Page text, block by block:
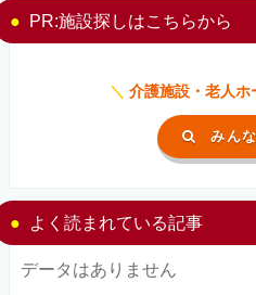
PR:施設探しはこちらから
＼ 介護施設・老人ホ
みん
よく読まれている記事
データはありません